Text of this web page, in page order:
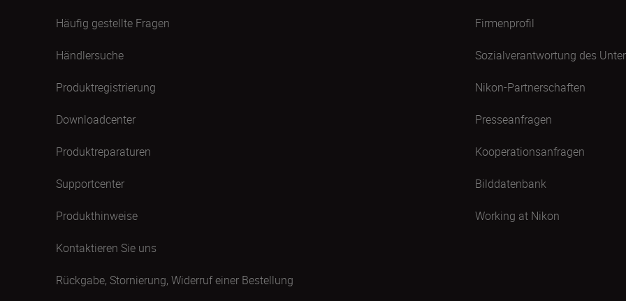
Häufig gestellte Fragen
Händlersuche
Produktregistrierung
Downloadcenter
Produktreparaturen
Supportcenter
Produkthinweise
Kontaktieren Sie uns
Rückgabe, Stornierung, Widerruf einer Bestellung
Firmenprofil
Sozialverantwortung des
Nikon-Partnerschaften
Presseanfragen
Kooperationsanfragen
Bilddatenbank
Working at Nikon